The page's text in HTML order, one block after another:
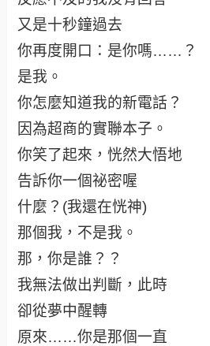
又是十秒鐘過去
你再度開口：是你嗎……？
是我。
你怎麼知道我的新電話？
因為超商的實聯本子。
你笑了起來，恍然大悟地
告訴你一個祕密喔
什麼？(我還在恍神)
那個我，不是我。
那，你是誰？？
我無法做出判斷，此時
卻從夢中醒轉
原來……你是那個一直